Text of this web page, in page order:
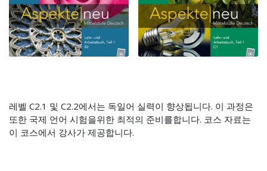
레벨 C2.1 및 C2.2에서는 독일어 실력이 향상됩니다. 이 과정은
또한 국제 언어 시험을위한 최적의 준비를합니다. 코스 자료는
이 코스에서 강사가 제공합니다.